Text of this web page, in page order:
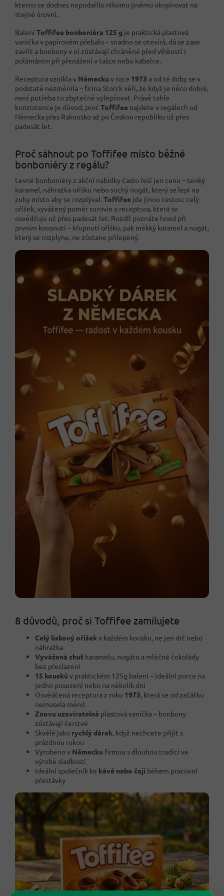
kterou se dodnes nepodařilo nikomu jinému okopírovat na
stejné úrovni.
Balení Toffifee bonboniéra 125 g je praktická plastová
vanička v papírovém přebalu – snadno se otevírá, dá se zase
zavřít a bonbony v ní zůstávají chráněné před vlhkostí i
polámáním při přenášení v tašce nebo kabelce.
Receptura vznikla v Německu v roce 1973 a od té doby se v
podstatě nezměnila – firma Storck věří, že když je něco dobré,
není potřeba to zbytečně vylepšovat. Právě tahle
konzistence je důvod, proč Toffifee najdete v regálech od
Německa přes Rakousko až po Českou republiku už přes
padesát let.
Proč sáhnout po Toffifee místo běžné
bonboniéry z regálu?
Levné bonboniéry z akční nabídky často řeší jen cenu – tenký
karamel, náhražka oříšku nebo suchý nugát, který se lepí na
zuby místo aby se rozplýval.Toffifee jde jinou cestou: celý
oříšek, vyvážený poměr surovin a receptura, která se
osvědčuje už přes padesát let. Rozdíl poznáte hned při
prvním kousnutí – křupnutí oříšku, pak měkký karamel a nugát,
který se rozplyne, ne zůstane přilepený.
8 důvodů, proč si Toffifee zamilujete
Celý lískový oříšekv každém kousku, ne jen drť nebo
náhražka
Vyvážená chuť karamelu, nugátu a mléčné čokolády
bez přeslazení
15 kousků v praktickém 125g balení – ideální porce na
jedno posezení nebo na několik dní
Osvědčená receptura z roku 1973 , která se od začátku
nemusela měnit
Znovu uzavíratelná plastová vanička – bonbony
zůstávají čerstvé
Skvělé jako rychlý dárek , když nechcete přijít s
prázdnou rukou
Vyrobeno v Německu firmou s dlouhou tradicí ve
výrobě sladkostí
Ideální společník ke kávě nebo čaji během pracovní
přestávky